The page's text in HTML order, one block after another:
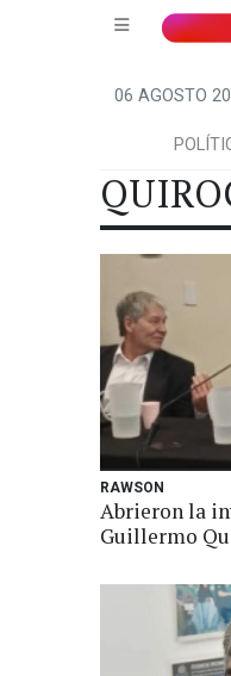
06 AGOSTO
RAWSON
Abrieron la
Guillermo